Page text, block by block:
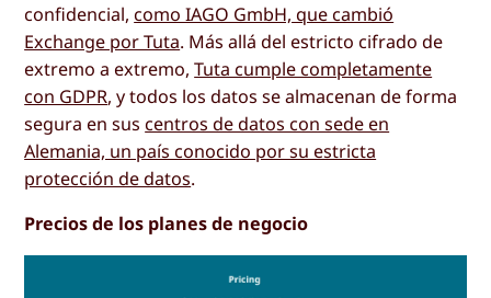
confidencial, como IAGO GmbH, que cambió
Exchange por Tuta. Más allá del estricto cifrado de
extremo a extremo,Tuta cumple completamente
con GDPR, y todos los datos se almacenan de forma
segura en sus centros de datos con sede en
Alemania, un país conocido por su estricta
protección de datos.
Precios de los planes de negocio